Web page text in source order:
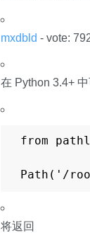
mxdbld - vote:
在 Python 3.4+
from
Path('/
将返回